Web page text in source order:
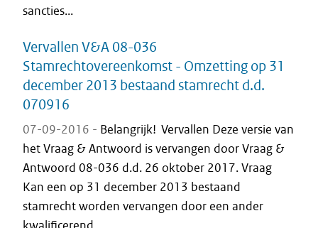
sancties...
Vervallen V&A 08-036
Stamrechtovereenkomst - Omzetting op 31
december 2013 bestaand stamrecht d.d.
070916
07-09-2016 - Belangrijk! Vervallen Deze versie van
het Vraag & Antwoord is vervangen door Vraag &
Antwoord 08-036 d.d. 26 oktober 2017. Vraag
Kan een op 31 december 2013 bestaand
stamrecht worden vervangen door een ander